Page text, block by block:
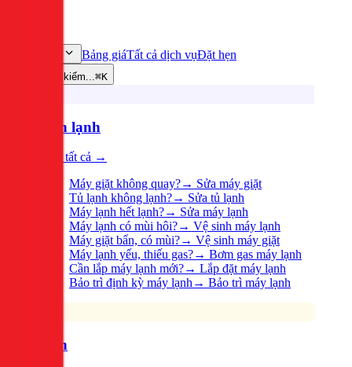
Bảng giáTất cả dịch vụĐặt hẹn
Tìm kiếm...⌘K
Điện lạnh
Xem tất cả →
Máy giặt không quay?→ Sửa máy giặt
Tủ lạnh không lạnh?→ Sửa tủ lạnh
Máy lạnh hết lạnh?→ Sửa máy lạnh
Máy lạnh có mùi hôi?→ Vệ sinh máy lạnh
Máy giặt bẩn, có mùi?→ Vệ sinh máy giặt
Máy lạnh yếu, thiếu gas?→ Bơm gas máy lạnh
Cần lắp máy lạnh mới?→ Lắp đặt máy lạnh
Bảo trì định kỳ máy lạnh→ Bảo trì máy lạnh
Điện